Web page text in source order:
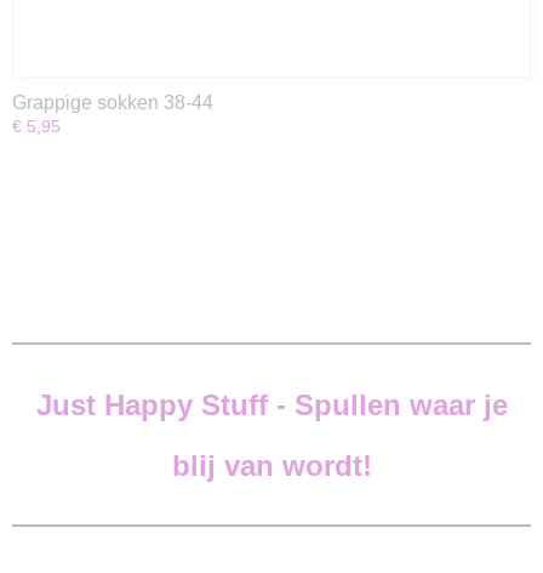
Grappige sokken 38-44
€ 5,95
Just Happy Stuff - Spullen waar je
blij van wordt!